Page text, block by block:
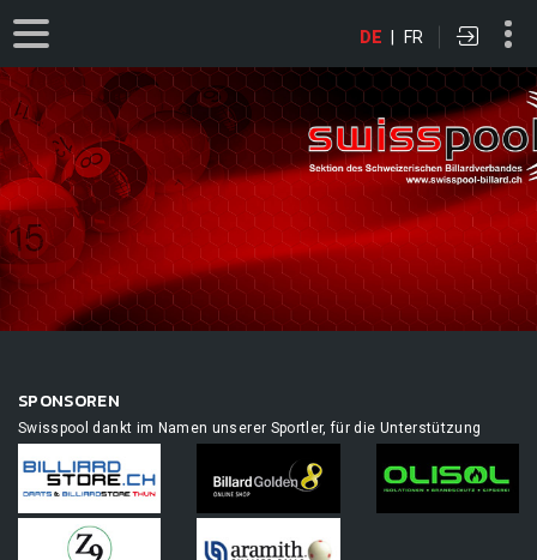
DE | FR
SPONSOREN
Swisspool dankt im Namen unserer Sportler, für die Unterstützung